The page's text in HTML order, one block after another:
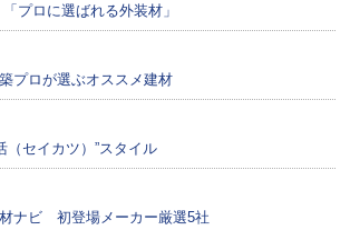
プロに選ばれる外装材」
築プロが選ぶオススメ建材
（セイカツ）”スタイル
材ナビ 初登場メーカー厳選5社